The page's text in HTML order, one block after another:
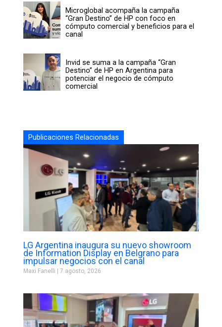
Microglobal acompaña la campaña
“Gran Destino” de HP con foco en
cómputo comercial y beneficios para el
canal
Invid se suma a la campaña “Gran
Destino” de HP en Argentina para
potenciar el negocio de cómputo
comercial
Publicaciones Relacionadas
LG Argentina inaugura su nuevo showroom
de Information Display en Belgrano para
impulsar negocios con el canal
Maxi Fanelli 7 agosto, 2026